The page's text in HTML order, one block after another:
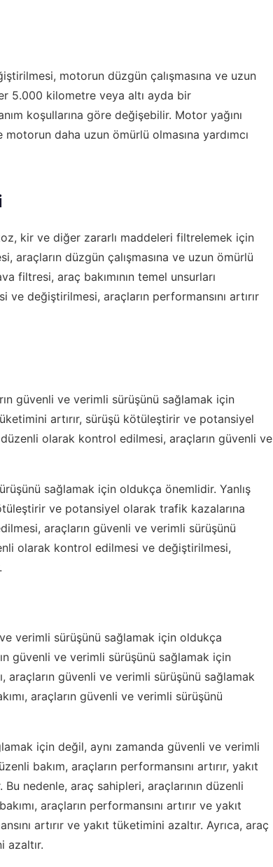
motorun düzgün çalışmasına ve uzun
5.000 kilometre veya altı ayda bir
koşullarına göre değişebilir. Motor yağını
daha uzun ömürlü olmasına yardımcı
kir ve diğer zararlı maddeleri filtrelemek için
araçların düzgün çalışmasına ve uzun ömürlü
filtresi, araç bakımının temel unsurları
değiştirilmesi, araçların performansını artırır
güvenli ve verimli sürüşünü sağlamak için
artırır, sürüşü kötüleştirir ve potansiyel
olarak kontrol edilmesi, araçların güvenli ve
sağlamak için oldukça önemlidir. Yanlış
ve potansiyel olarak trafik kazalarına
araçların güvenli ve verimli sürüşünü
olarak kontrol edilmesi ve değiştirilmesi,
verimli sürüşünü sağlamak için oldukça
güvenli ve verimli sürüşünü sağlamak için
araçların güvenli ve verimli sürüşünü sağlamak
araçların güvenli ve verimli sürüşünü
için değil, aynı zamanda güvenli ve verimli
bakım, araçların performansını artırır, yakıt
nedenle, araç sahipleri, araçlarının düzenli
araçların performansını artırır ve yakıt
artırır ve yakıt tüketimini azaltır. Ayrıca, araç
azaltır.